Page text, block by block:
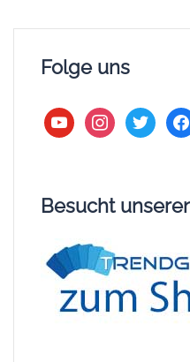
Folge uns
youtubeinstagram
twitter
Besucht